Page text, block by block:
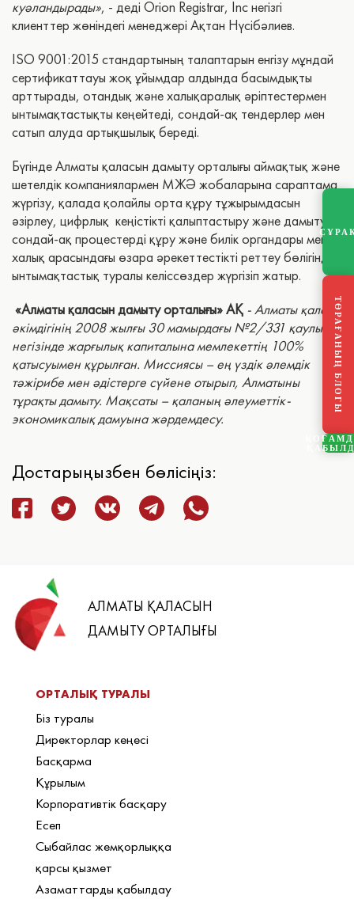
куәландырады», - деді Orion Registrar, Inc негізгі
клиенттер жөніндегі менеджері Ақтан Нүсібәлиев.
ISO 9001:2015 стандартының талаптарын енгізу мұндай
сертификаттауы жоқ ұйымдар алдында басымдықты
арттырады, отандық және халықаралық әріптестермен
ынтымақтастықты кеңейтеді, сондай-ақ тендерлер мен
сатып алуда артықшылық береді.
Бүгінде Алматы қаласын дамыту орталығы аймақтық және
шетелдік компаниялармен МЖӘ жобаларына сараптама
жүргізу, қалада қолайлы орта құру тұжырымдасын
әзірлеу, цифрлық кеңістікті қалыптастыру және дамыту,
сондай-ақ процестерді құру және билік органдары мен
халық арасындағы өзара әрекеттестікті реттеу бөлігінде
ынтымақтастық туралы келіссөздер жүргізіп жатыр.
«Алматы қаласын дамыту орталығы» АҚ - Алматы қаласы
әкімдігінің 2008 жылғы 30 мамырдағы №2/331 қаулысы
негізінде жарғылық капиталына мемлекеттің 100%
қатысуымен құрылған. Миссиясы – ең үздік әлемдік
тәжірибе мен әдістерге сүйене отырып, Алматыны
тұрақты дамыту. Мақсаты – қаланың әлеуметтік-
экономикалық дамуына жәрдемдесу.
Достарыңызбен бөлісіңіз:
АЛМАТЫ ҚАЛАСЫН
ДАМЫТУ ОРТАЛЫҒЫ
ОРТАЛЫҚ ТУРАЛЫ
Біз туралы
Директорлар кеңесі
Басқарма
Құрылым
Корпоративтік басқару
Есеп
Сыбайлас жемқорлыққа
қарсы қызмет
Азаматтарды қабылдау
ТӨРАҒАНЫҢ БЛОГЫ